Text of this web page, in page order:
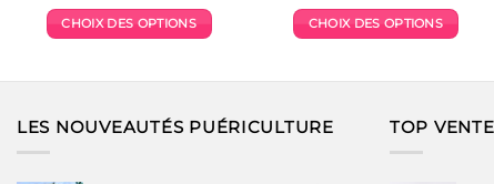
initial
était :
actuel
est :
CHOIX DES OPTIONS
plusieurs
initial
était :
actuel
est :
CHOIX DES OPTIONS
plusieurs
LES NOUVEAUTÉS PUÉRICULTURE TOP